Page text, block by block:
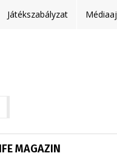
Játékszabályzat
MAGAZIN